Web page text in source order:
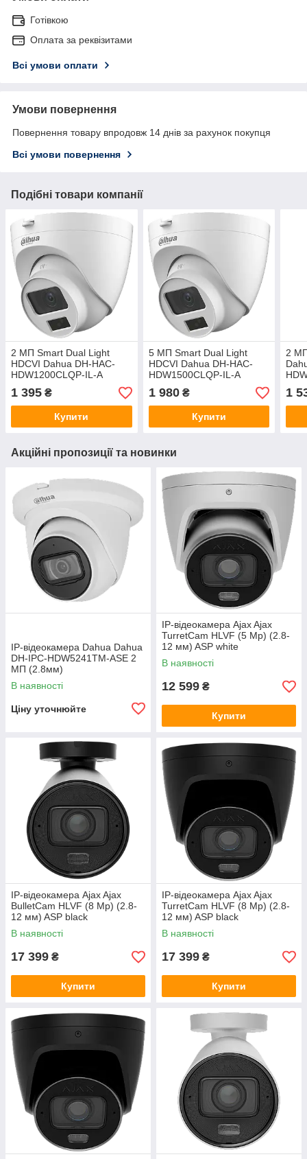
Готівкою
Оплата за реквізитами
Всі умови оплати
Умови повернення
Повернення товару впродовж 14 днів за рахунок покупця
Всі умови повернення
Подібні товари компанії
2 МП Smart Dual Light
HDCVI Dahua DH-HAC-
HDW1200CLQP-IL-A
(2.8мм)
1 395 ₴
Купити
5 МП Smart Dual Light
HDCVI Dahua DH-HAC-
HDW1500CLQP-IL-A
1 980₴
Купити
2
A
1
Акційні пропозиції та новинки
IP-відеокамера Dahua Dahua
DH-IPC-HDW5241TM-ASE 2
МП (2.8мм)
В наявності
Ціну уточнюйте
IP-відеокамера Ajax Ajax
TurretCam HLVF (5 Mp) (2.8-
12 мм) ASP white
В наявності
12 599 ₴
Купити
IP-відеокамера Ajax Ajax
BulletCam HLVF (8 Mp) (2.8-
12 мм) ASP black
В наявності
17 399 ₴
Купити
IP-відеокамера Ajax Ajax
TurretCam HLVF (8 Mp) (2.8-
12 мм) ASP black
В наявності
17 399 ₴
Купити